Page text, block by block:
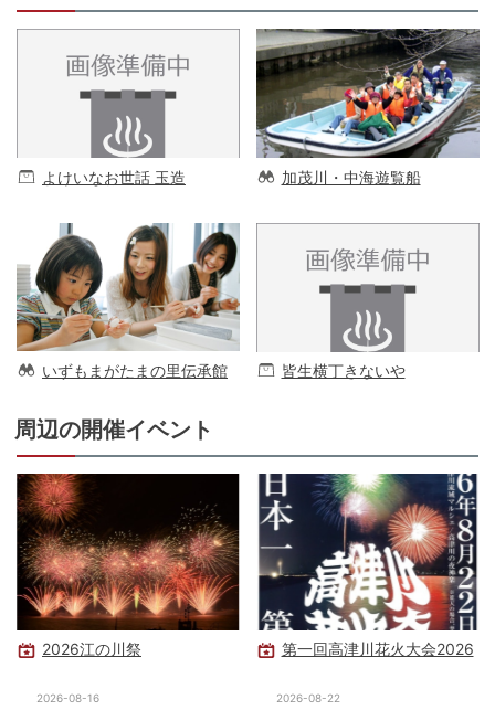
よけいなお世話 玉造 加茂川・中海遊覧船
いずもまがたまの里伝承館 皆生横丁きないや
周辺の開催イベント
2026江の川祭
2026-08-16
第一回高津川花火大会2026
2026-08-22